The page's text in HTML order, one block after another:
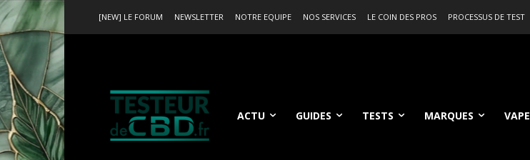
[NEW] LE FORUM NEWSLETTER NOTRE EQUIPE NOS SERVICES LE COIN DES PROS PROCESSUS DE TEST
ACTU GUIDES TESTS MARQUES VAPE